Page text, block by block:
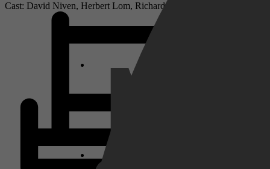
Cast: David Niven, Herbert Lom, Richard Mulligan